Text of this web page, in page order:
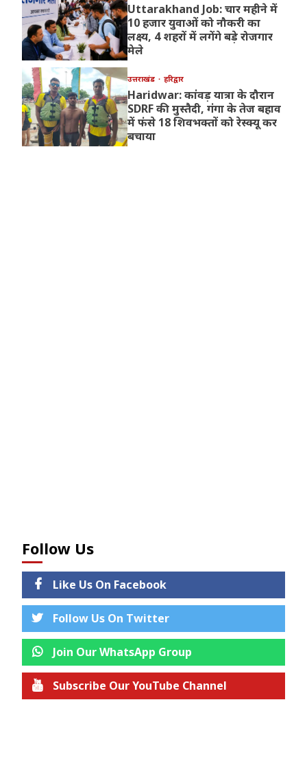
Uttarakhand Job: चार महीने में
10 हजार युवाओं को नौकरी का
लक्ष्य, 4 शहरों में लगेंगे बड़े रोजगार
मेले
उत्तराखंड हरिद्वार
Haridwar: कांवड़ यात्रा के दौरान
SDRF की मुस्तैदी, गंगा के तेज बहाव
में फंसे 18 शिवभक्तों को रेस्क्यू कर
बचाया
Follow Us
Like Us On Facebook
Follow Us On Twitter
Join Our WhatsApp Group
Subscribe Our YouTube Channel